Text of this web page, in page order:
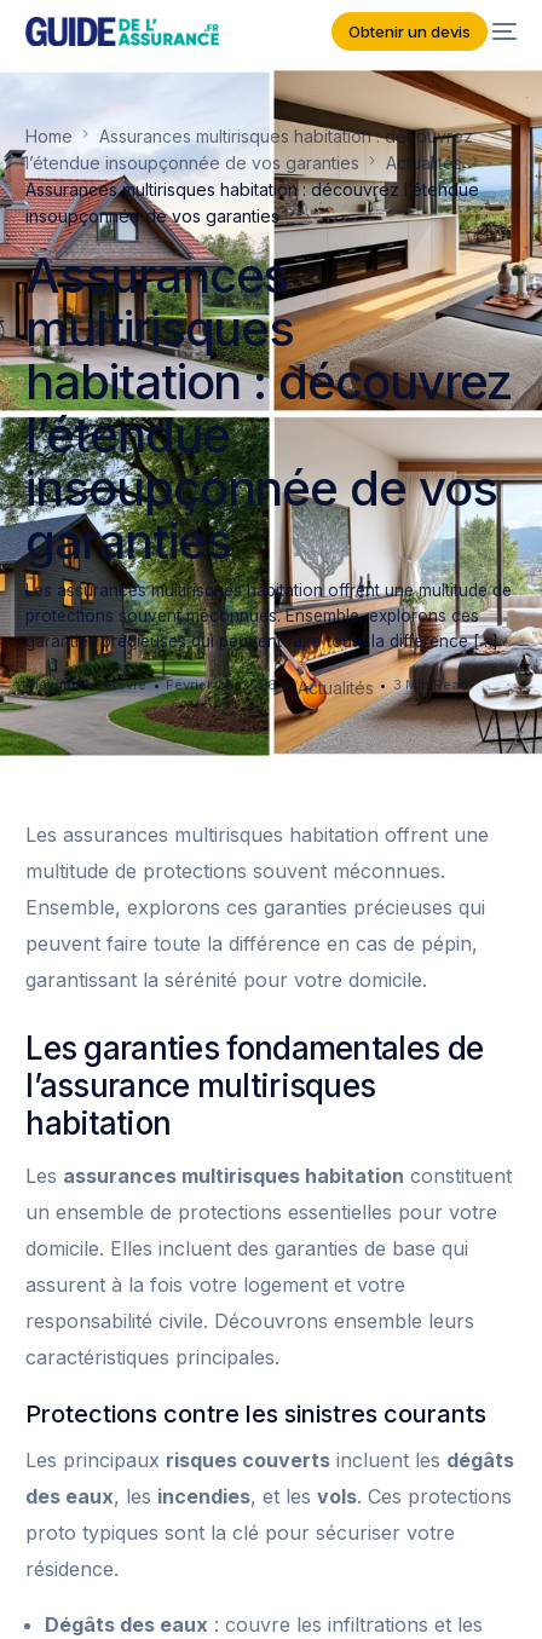
Obtenir un devis
Home
Assurances multirisques habitation : découvrez
l’étendue insoupçonnée de vos garanties
Actualités
Assurances multirisques habitation : découvrez l’étendue
insoupçonnée de vos garanties
Assurances
multirisques
habitation : découvrez
l’étendue
insoupçonnée de vos
garanties
Les assurances multirisques habitation offrent une multitude de
protections souvent méconnues. Ensemble, explorons ces
garanties précieuses qui peuvent faire toute la différence […]
Alexandre Lefèvre Février 28, 2026 Actualités 3 Min Read
Les assurances multirisques habitation offrent une
multitude de protections souvent méconnues.
Ensemble, explorons ces garanties précieuses qui
peuvent faire toute la différence en cas de pépin,
garantissant la sérénité pour votre domicile.
Les garanties fondamentales de
l’assurance multirisques
habitation
Les assurances multirisques habitation constituent
un ensemble de protections essentielles pour votre
domicile. Elles incluent des garanties de base qui
assurent à la fois votre logement et votre
responsabilité civile. Découvrons ensemble leurs
caractéristiques principales.
Protections contre les sinistres courants
Les principaux risques couverts incluent les dégâts
des eaux, les incendies, et lesvols. Ces protections
proto typiques sont la clé pour sécuriser votre
résidence.
Dégâts des eaux : couvre les infiltrations et les